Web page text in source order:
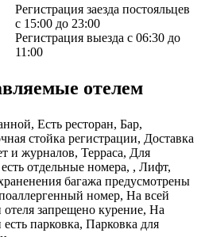
Регистрация заезда постояльцев
с 15:00 до 23:00
Регистрация выезда с 06:30 до
11:00
отелем
Есть ресторан, Бар,
стойка регистрации, Доставка
и журналов, Терраса, Для
отдельные номера, , Лифт,
багажа предусмотрены
номер, На всей
отеля запрещено курение, На
парковка, Парковка для